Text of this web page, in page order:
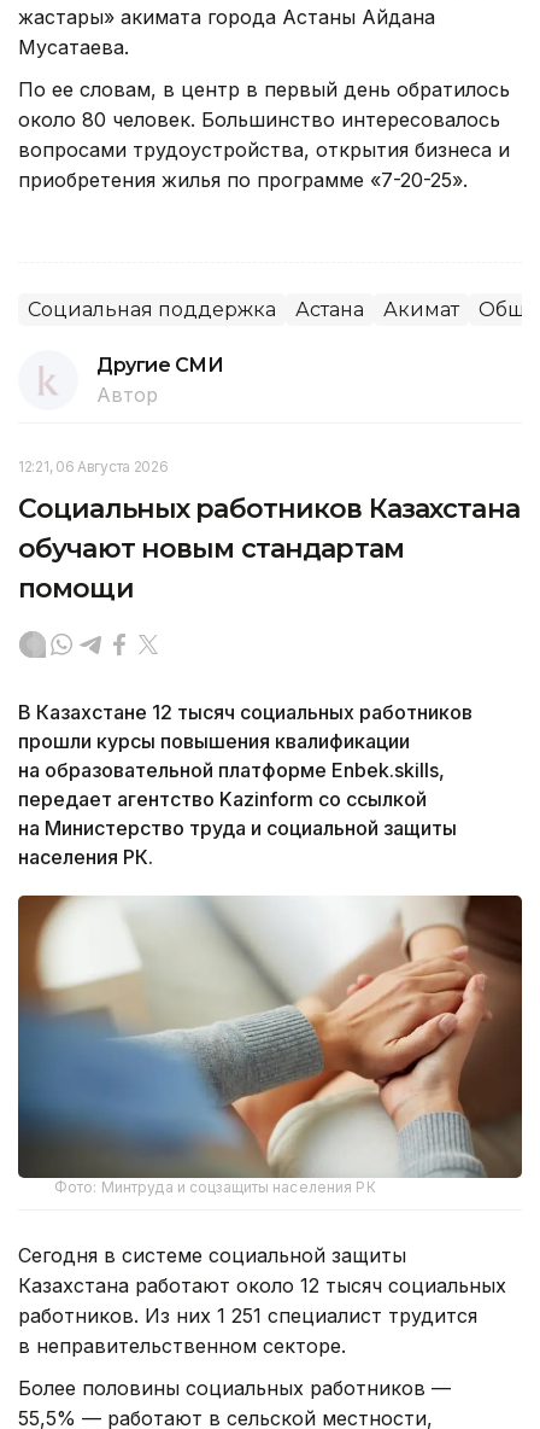
жастары» акимата города Астаны Айдана
Мусатаева.
По ее словам, в центр в первый день обратилось
около 80 человек. Большинство интересовалось
вопросами трудоустройства, открытия бизнеса и
приобретения жилья по программе «7-20-25».
Социальная поддержка Астана Акимат
Другие СМИ
Автор
12:21, 06 Августа 2026
Социальных работников Казахстана
обучают новым стандартам
помощи
В Казахстане 12 тысяч социальных работников
прошли курсы повышения квалификации
на образовательной платформе Enbek.skills,
передает агентство Kazinform со ссылкой
на Министерство труда и социальной защиты
населения РК.
Фото: Минтруда и соцзащиты населения РК
Сегодня в системе социальной защиты
Казахстана работают около 12 тысяч социальных
работников. Из них 1 251 специалист трудится
в неправительственном секторе.
Более половины социальных работников —
55,5% — работают в сельской местности,